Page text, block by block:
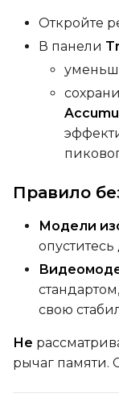
Откройте
В панели
Правило
Модели
опуститесь
свою
Не
рычаг памяти.